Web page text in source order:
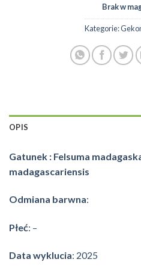
Brak w
Kategorie:
OPIS
Gatunek : Felsuma
madagascariensis
Odmiana barwna:
Płeć: –
Data wyklucia: 2025